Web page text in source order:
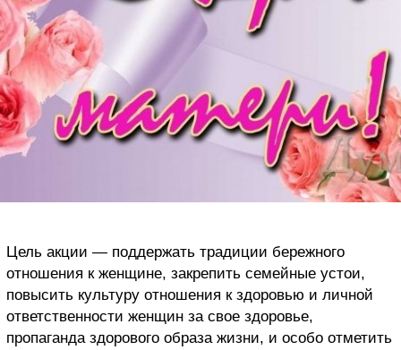
Цель акции — поддержать традиции бережного
отношения к женщине, закрепить семейные устои,
повысить культуру отношения к здоровью и личной
ответственности женщин за свое здоровье,
пропаганда здорового образа жизни, и особо отметить